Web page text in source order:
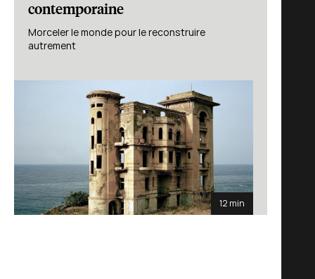
contemporaine
Morceler le monde pour le reconstruire
autrement
12 min